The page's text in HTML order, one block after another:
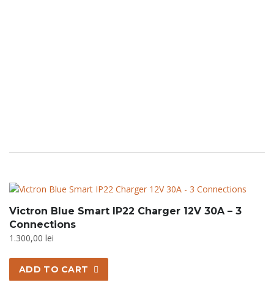
Victron Blue Smart IP22 Charger 12V 30A – 3
Connections
1.300,00 lei
ADD TO CART